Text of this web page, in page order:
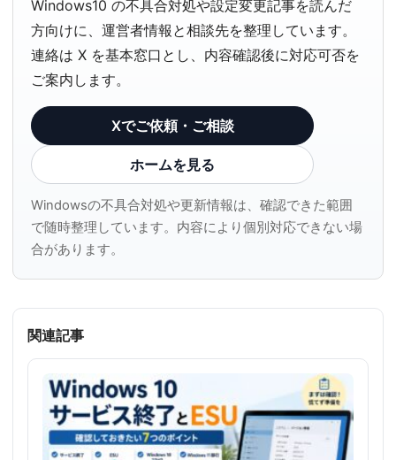
Windows10 の不具合対処や設定変更記事を読んだ
方向けに、運営者情報と相談先を整理しています。
連絡は X を基本窓口とし、内容確認後に対応可否を
ご案内します。
Xでご依頼・ご相談
ホームを見る
Windowsの不具合対処や更新情報は、確認できた範囲
で随時整理しています。内容により個別対応できない場
合があります。
関連記事